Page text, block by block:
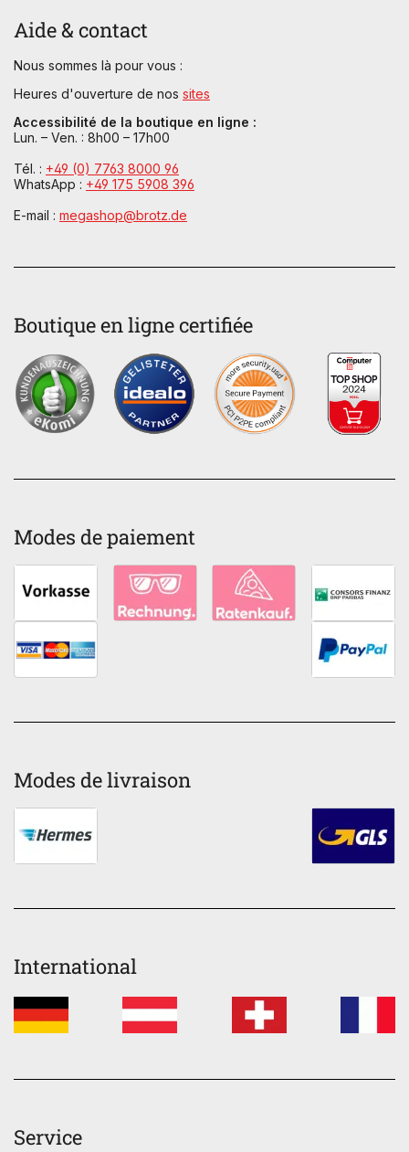
Aide & contact
Nous sommes là pour vous :
Heures d'ouverture de nos sites
Accessibilité de la boutique en ligne :
Lun. – Ven. : 8h00 – 17h00
Tél. : +49 (0) 7763 8000 96
WhatsApp : +49 175 5908 396
E-mail : megashop@brotz.de
Boutique en ligne certifiée
Modes de paiement
Modes de livraison
International
Service